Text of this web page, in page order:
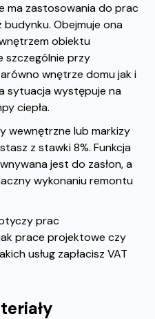
ma zastosowania do prac
Obejmuje ona
obiektu
szczególnie przy
wnętrze domu jak i
sytuacja występuje na
ciepła.
wewnętrzne lub markizy
z stawki 8%. Funkcja
jest do zasłon, a
wykonaniu remontu
prac
prace projektowe czy
usług zapłacisz VAT